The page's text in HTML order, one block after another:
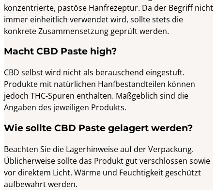
konzentrierte, pastöse Hanfrezeptur. Da der Begriff nicht
immer einheitlich verwendet wird, sollte stets die
konkrete Zusammensetzung geprüft werden.
Macht CBD Paste high?
CBD selbst wird nicht als berauschend eingestuft.
Produkte mit natürlichen Hanfbestandteilen können
jedoch THC-Spuren enthalten. Maßgeblich sind die
Angaben des jeweiligen Produkts.
Wie sollte CBD Paste gelagert werden?
Beachten Sie die Lagerhinweise auf der Verpackung.
Üblicherweise sollte das Produkt gut verschlossen sowie
vor direktem Licht, Wärme und Feuchtigkeit geschützt
aufbewahrt werden.